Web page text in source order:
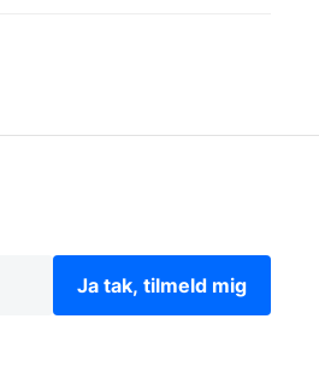
Ja tak, tilmeld mig